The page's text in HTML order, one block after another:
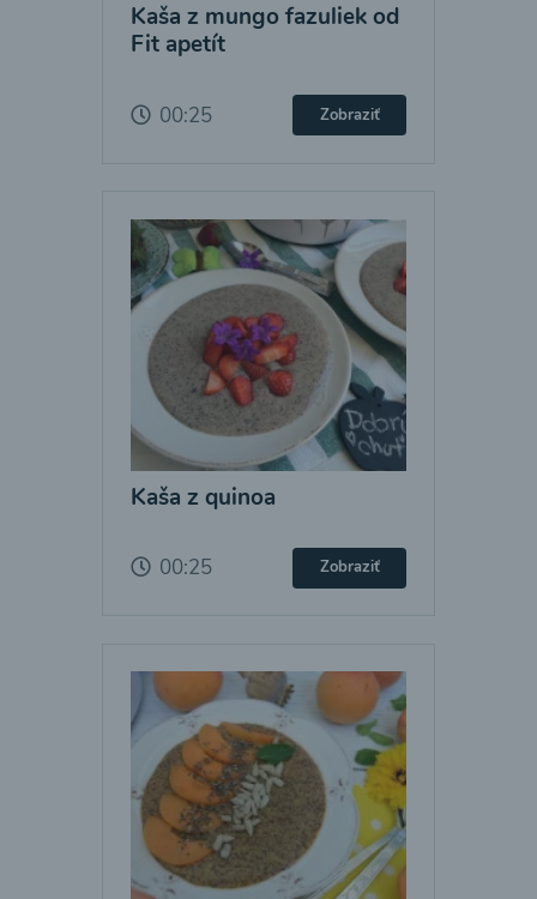
Kaša z mungo fazuliek od
Fit apetít
00:25 Zobraziť
Kaša z quinoa
00:25 Zobraziť